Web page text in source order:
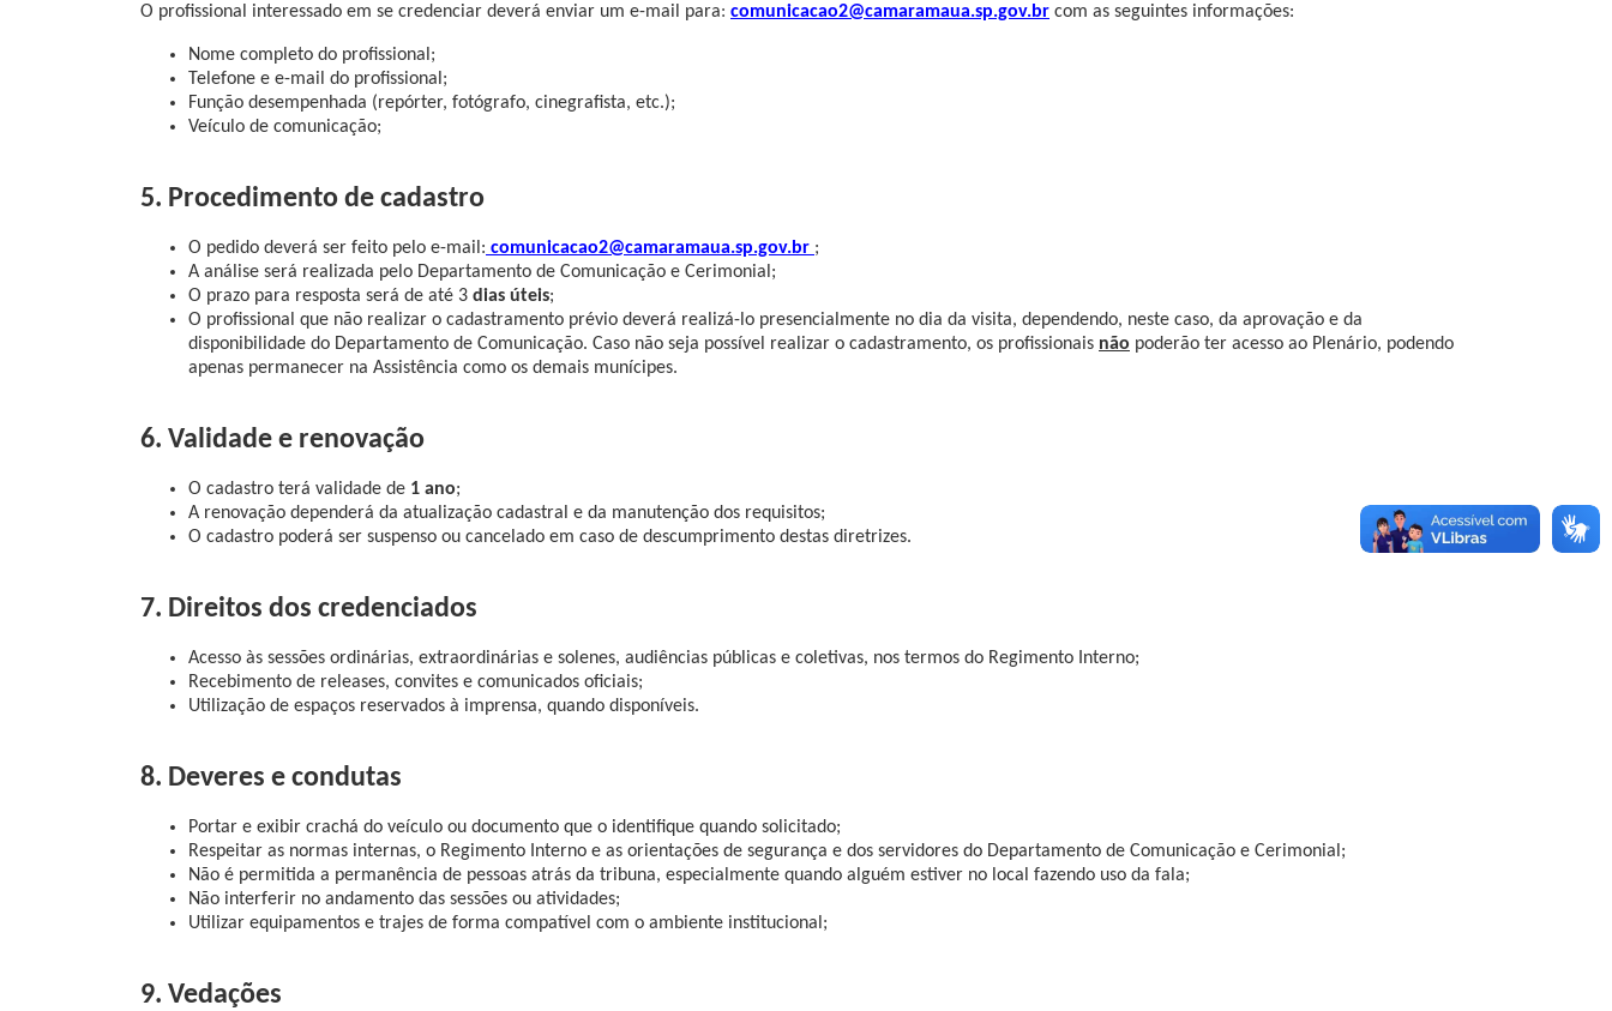
O profissional interessado em se credenciar deverá enviar um e-mail para: comunicacao2@camaramaua.sp.gov.br com as seguintes informações:
Nome completo do profissional;
Telefone e e-mail do profissional;
Função desempenhada (repórter, fotógrafo, cinegrafista, etc.);
Veículo de comunicação;
5. Procedimento de cadastro
O pedido deverá ser feito pelo e-mail: comunicacao2@camaramaua.sp.gov.br ;
A análise será realizada pelo Departamento de Comunicação e Cerimonial;
O prazo para resposta será de até 3 dias úteis;
O profissional que não realizar o cadastramento prévio deverá realizá-lo presencialmente no dia da visita, dependendo, neste caso, da aprovação e da
disponibilidade do Departamento de Comunicação. Caso não seja possível realizar o cadastramento, os profissionais não poderão ter acesso ao Plenário, podendo
apenas permanecer na Assistência como os demais munícipes.
6. Validade e renovação
O cadastro terá validade de 1 ano;
A renovação dependerá da atualização cadastral e da manutenção dos requisitos;
O cadastro poderá ser suspenso ou cancelado em caso de descumprimento destas diretrizes.
7. Direitos dos credenciados
Acesso às sessões ordinárias, extraordinárias e solenes, audiências públicas e coletivas, nos termos do Regimento Interno;
Recebimento de releases, convites e comunicados oficiais;
Utilização de espaços reservados à imprensa, quando disponíveis.
8. Deveres e condutas
Portar e exibir crachá do veículo ou documento que o identifique quando solicitado;
Respeitar as normas internas, o Regimento Interno e as orientações de segurança e dos servidores do Departamento de Comunicação e Cerimonial;
Não é permitida a permanência de pessoas atrás da tribuna, especialmente quando alguém estiver no local fazendo uso da fala;
Não interferir no andamento das sessões ou atividades;
Utilizar equipamentos e trajes de forma compatível com o ambiente institucional;
9. Vedações